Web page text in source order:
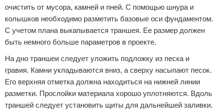
очистить от мусора, камней и пней. С помощью шнура и
колышков необходимо разметить базовые оси фундаментом.
С учетом плана выкапывается траншея. Ее размер должен
быть немного больше параметров в проекте.
На дно траншеи следует уложить подложку из песка и
гравия. Камни укладываются вниз, а сверху насыпают песок.
Его верхняя отметка должна находиться на нижней линии
разметки. Прослойки материала хорошо уплотняются. Вдоль
траншей следует установить щиты для дальнейшей заливки.